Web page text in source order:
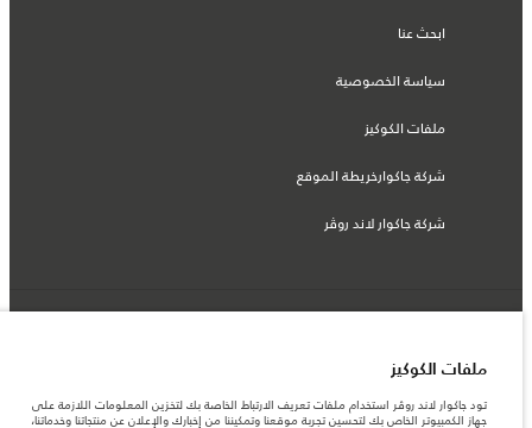
ابحث عنا
سياسة الخصوصية
ملفات الكوكيز
شركة جاكوارخريطة الموقع
شركة جاكوار لاند روڤر
مصر, أم تي أي أوتو موتيف
المعلومات والمواصفات والأسعار والألوان المذكورة على هذا الموقع قد تختلف من بلد إلى
ملفات الكوكيز
تود جاكوار لاند روڤر استخدام ملفات تعريف الارتباط الخاصة بك لتخزين المعلومات اللازمة على
جهاز الكمبيوتر الخاص بك لتحسين تجربة موقعنا وتمكيننا من إخبارك والإعلان عن منتجاتنا وخدماتنا،